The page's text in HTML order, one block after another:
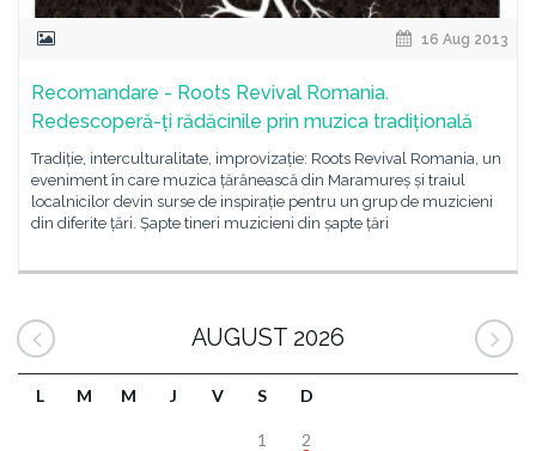
16 Aug 2013
Recomandare - Roots Revival Romania.
Redescoperă-ți rădăcinile prin muzica tradițională
Tradiție, interculturalitate, improvizație: Roots Revival Romania, un
eveniment în care muzica țărănească din Maramureș și traiul
localnicilor devin surse de inspirație pentru un grup de muzicieni
din diferite țări. Șapte tineri muzicieni din șapte țări
AUGUST 2026
L M M J V S D
1 2